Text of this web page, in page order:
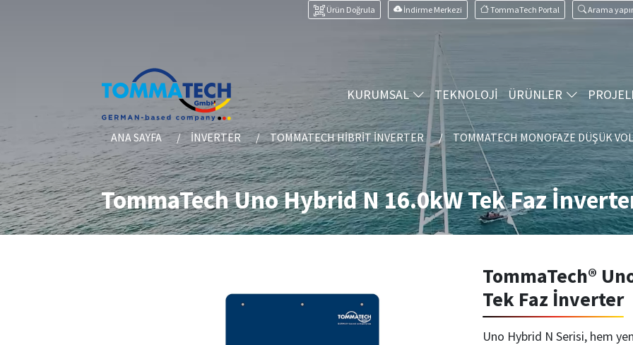
Ürün Doğrula İndirme Merkezi TommaTech Portal Arama
KURUMSAL TEKNOLOJİ ÜRÜNLER
ANA SAYFA İNVERTER TOMMATECH HIBRIT İNVERTER TOMMATECH MONOFAZE DÜŞÜK
TommaTech Uno Hybrid N 16.0kW Tek Faz
TommaTech®
Tek Faz İnverter
Uno Hybrid N Serisi, hem